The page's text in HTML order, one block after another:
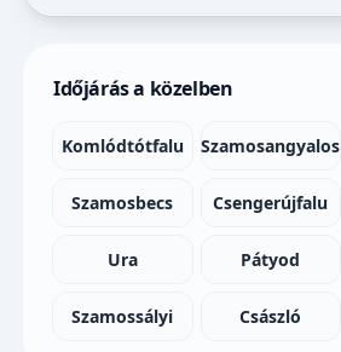
Időjárás a közelben
Komlódtótfalu Szamosangyalos
Szamosbecs Csengerújfalu
Ura Pátyod
Szamossályi Császló